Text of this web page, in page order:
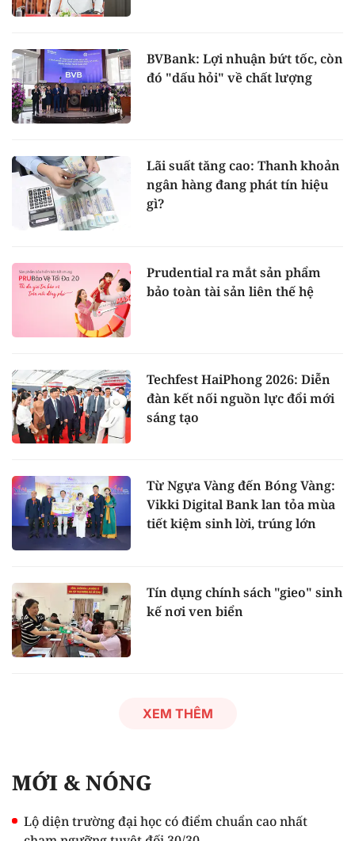
BVBank: Lợi nhuận bứt tốc, còn
đó "dấu hỏi" về chất lượng
Lãi suất tăng cao: Thanh khoản
ngân hàng đang phát tín hiệu
gì?
Prudential ra mắt sản phẩm
bảo toàn tài sản liên thế hệ
Techfest HaiPhong 2026: Diễn
đàn kết nối nguồn lực đổi mới
sáng tạo
Từ Ngựa Vàng đến Bóng Vàng:
Vikki Digital Bank lan tỏa mùa
tiết kiệm sinh lời, trúng lớn
Tín dụng chính sách "gieo" sinh
kế nơi ven biển
XEM THÊM
MỚI & NÓNG
Lộ diện trường đại học có điểm chuẩn cao nhất